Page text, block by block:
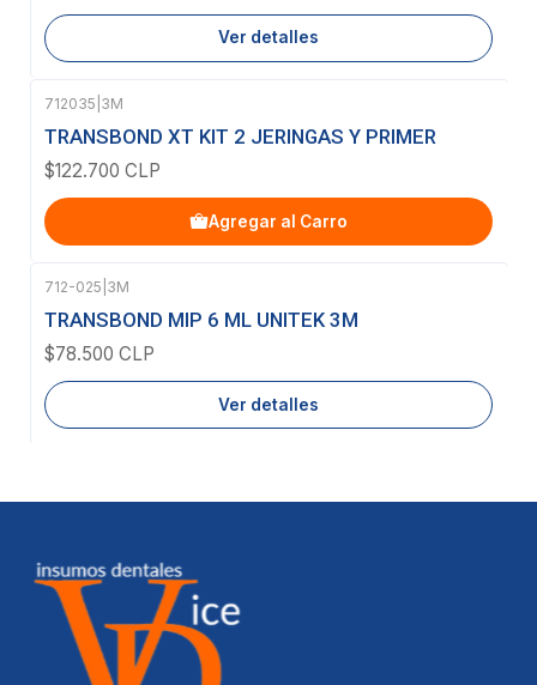
Ver detalles
712035 3M
TRANSBOND XT KIT 2 JERINGAS Y PRIMER
$122.700 CLP
Agregar al Carro
Agotado
712-025 3M
TRANSBOND MIP 6 ML UNITEK 3M
$78.500 CLP
Ver detalles